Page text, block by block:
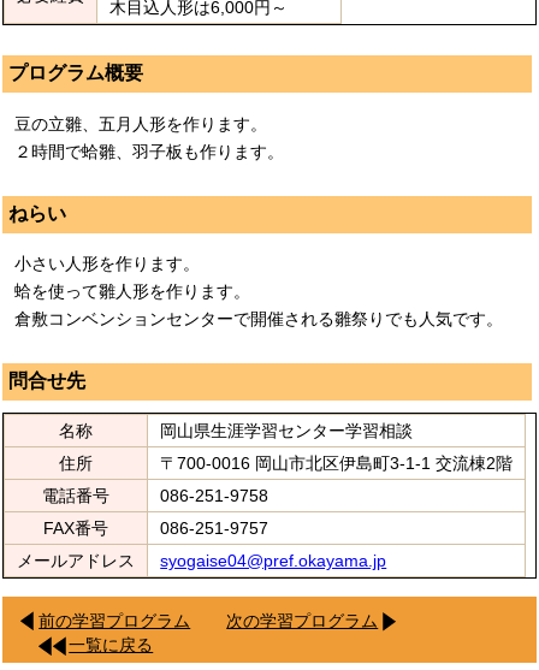
木目込人形は6,000円～
プログラム概要
豆の立雛、五月人形を作ります。
２時間で蛤雛、羽子板も作ります。
ねらい
小さい人形を作ります。
蛤を使って雛人形を作ります。
倉敷コンベンションセンターで開催される雛祭りでも人気です。
問合せ先
名称
岡山県生涯学習センター学習相談
住所
〒700-0016 岡山市北区伊島町3-1-1 交流棟2階
電話番号
086-251-9758
FAX番号
086-251-9757
メールアドレス
syogaise04@pref.okayama.jp
前の学習プログラム
次の学習プログラム
一覧に戻る